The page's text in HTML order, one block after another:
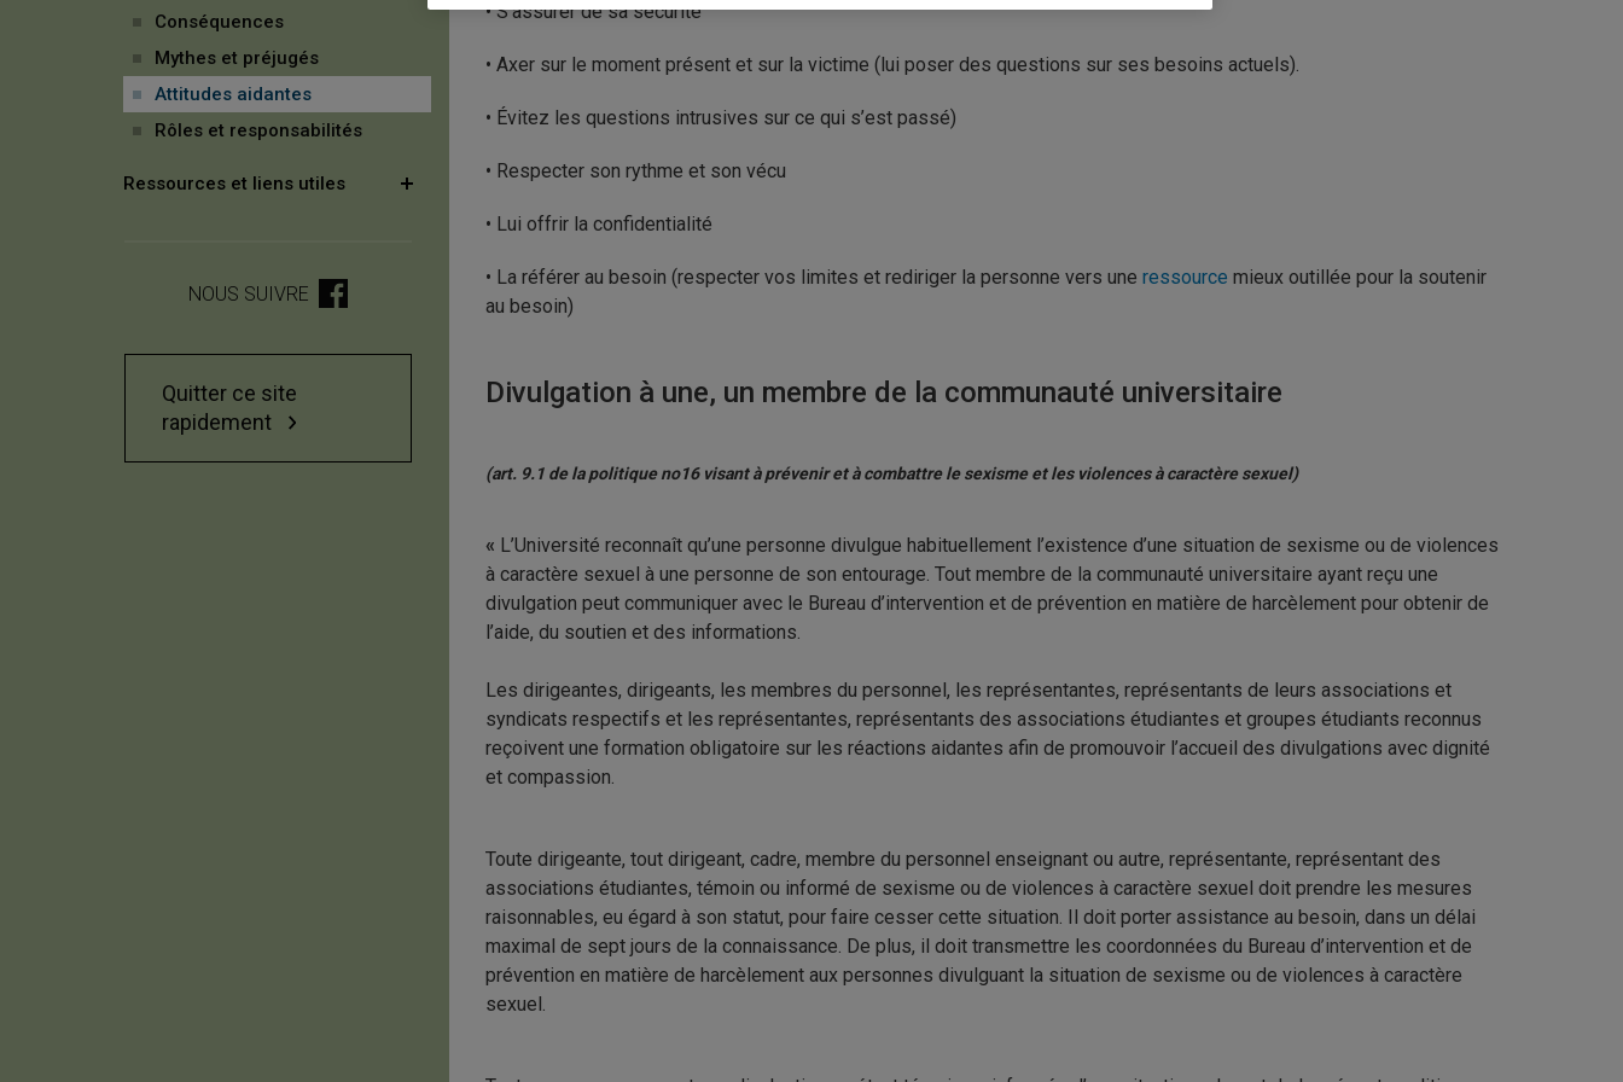
Conséquences
Mythes et préjugés
Attitudes aidantes
Rôles et responsabilités
Ressources et liens utiles
NOUS SUIVRE
Quitter ce site
rapidement
• S’assurer de sa sécurité
• Axer sur le moment présent et sur la victime (lui poser des questions sur ses besoins actuels).
• Évitez les questions intrusives sur ce qui s’est passé)
• Respecter son rythme et son vécu
• Lui offrir la confidentialité
• La référer au besoin (respecter vos limites et rediriger la personne vers une ressource mieux outillée pour la soutenir
au besoin)
Divulgation à une, un membre de la communauté universitaire
(art. 9.1 de la politique no16 visant à prévenir et à combattre le sexisme et les violences à caractère sexuel)
« L’Université reconnaît qu’une personne divulgue habituellement l’existence d’une situation de sexisme ou de violences
à caractère sexuel à une personne de son entourage. Tout membre de la communauté universitaire ayant reçu une
divulgation peut communiquer avec le Bureau d’intervention et de prévention en matière de harcèlement pour obtenir de
l’aide, du soutien et des informations.
Les dirigeantes, dirigeants, les membres du personnel, les représentantes, représentants de leurs associations et
syndicats respectifs et les représentantes, représentants des associations étudiantes et groupes étudiants reconnus
reçoivent une formation obligatoire sur les réactions aidantes afin de promouvoir l’accueil des divulgations avec dignité
et compassion.
Toute dirigeante, tout dirigeant, cadre, membre du personnel enseignant ou autre, représentante, représentant des
associations étudiantes, témoin ou informé de sexisme ou de violences à caractère sexuel doit prendre les mesures
raisonnables, eu égard à son statut, pour faire cesser cette situation. Il doit porter assistance au besoin, dans un délai
maximal de sept jours de la connaissance. De plus, il doit transmettre les coordonnées du Bureau d’intervention et de
prévention en matière de harcèlement aux personnes divulguant la situation de sexisme ou de violences à caractère
sexuel.